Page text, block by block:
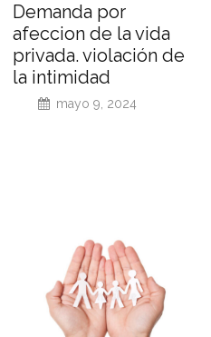
Demanda por
afeccion de la vida
privada. violación de
la intimidad
mayo 9, 2024